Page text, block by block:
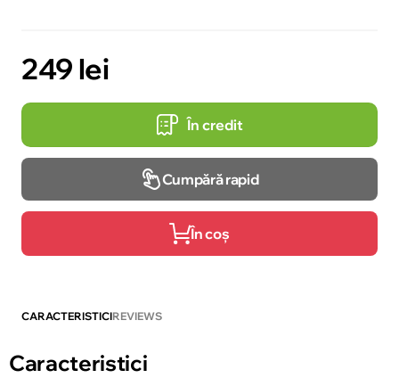
249 lei
În credit
Cumpără rapid
În coș
CARACTERISTICIREVIEWS
Caracteristici